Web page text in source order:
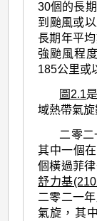
30個的長
到颱風或
長期年平
強颱風程
185公里或
圖2.1
域熱帶氣旋
二零二
其中一個
個橫過菲
舒力基
二零二一
氣旋，其